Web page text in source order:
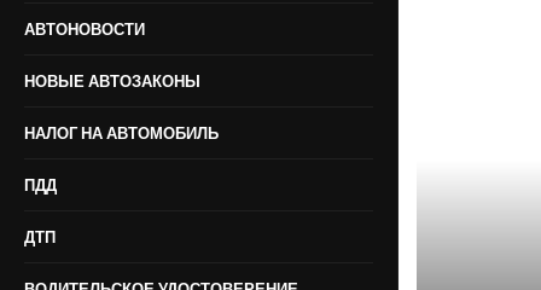
АВТОНОВОСТИ
НОВЫЕ АВТОЗАКОНЫ
НАЛОГ НА АВТОМОБИЛЬ
ПДД
ДТП